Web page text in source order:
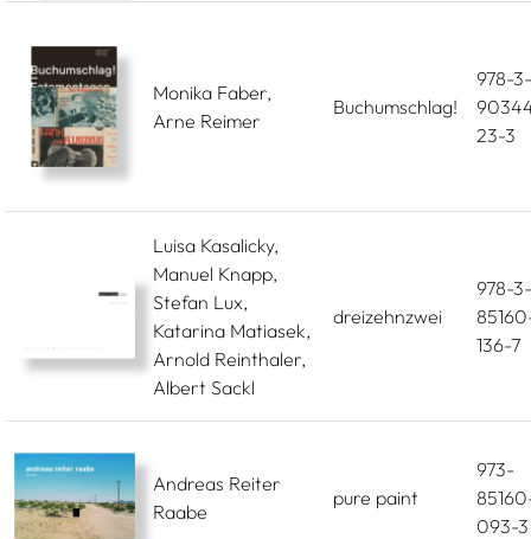
Monika Faber,
Arne Reimer
Buchumschlag!
978-3-
23-3
Luisa Kasalicky,
Manuel Knapp,
Stefan Lux,
Katarina Matiasek,
Arnold Reinthaler,
Albert Sackl
dreizehnzwei
978-3-
136-7
Andreas Reiter
Raabe
pure paint
973-
093-3